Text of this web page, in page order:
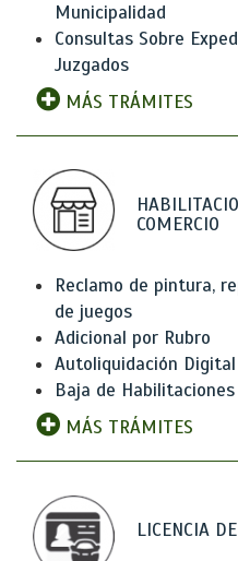
Municipalidad
Consultas Sobre
Juzgados
MÁS TRÁMITES
COMERCIO
Reclamo de pintura,
de juegos
Adicional por Rubro
Autoliquidación
Baja de
MÁS TRÁMITES
LICENCIA